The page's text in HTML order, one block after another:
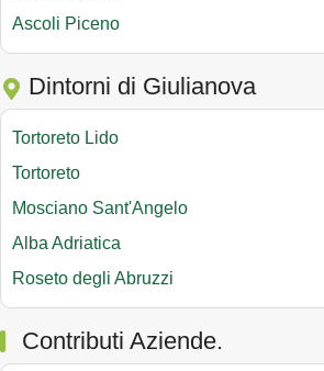
Ascoli Piceno
Dintorni di Giulianova
Tortoreto Lido
Tortoreto
Mosciano Sant'Angelo
Alba Adriatica
Roseto degli Abruzzi
Contributi Aziende.